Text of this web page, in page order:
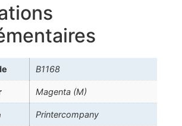
B1168
Magenta (M)
Printercompany